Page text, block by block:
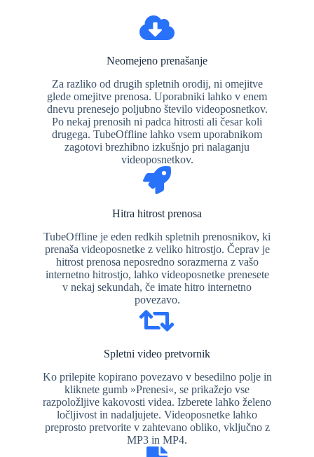
Neomejeno prenašanje
Za razliko od drugih spletnih orodij, ni omejitve
glede omejitve prenosa. Uporabniki lahko v enem
dnevu prenesejo poljubno število videoposnetkov.
Po nekaj prenosih ni padca hitrosti ali česar koli
drugega. TubeOffline lahko vsem uporabnikom
zagotovi brezhibno izkušnjo pri nalaganju
videoposnetkov.
Hitra hitrost prenosa
TubeOffline je eden redkih spletnih prenosnikov, ki
prenaša videoposnetke z veliko hitrostjo. Čeprav je
hitrost prenosa neposredno sorazmerna z vašo
internetno hitrostjo, lahko videoposnetke prenesete
v nekaj sekundah, če imate hitro internetno
povezavo.
Spletni video pretvornik
Ko prilepite kopirano povezavo v besedilno polje in
kliknete gumb »Prenesi«, se prikažejo vse
razpoložljive kakovosti videa. Izberete lahko želeno
ločljivost in nadaljujete. Videoposnetke lahko
preprosto pretvorite v zahtevano obliko, vključno z
MP3 in MP4.